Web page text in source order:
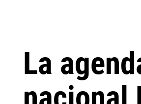
La